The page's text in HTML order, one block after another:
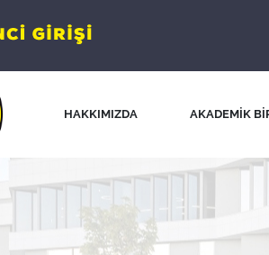
HAKKIMIZDA AKADEMİK